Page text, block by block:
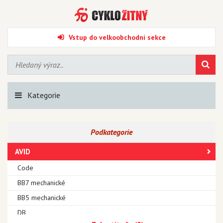
Vstup do velkoobchodní sekce
Kategorie
Podkategorie
AVID
Code
BB7 mechanické
BB5 mechanické
DB